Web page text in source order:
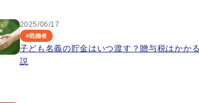
2025/06/17
#既婚者
子ども名義の貯金はいつ渡す？贈与税はかか
説